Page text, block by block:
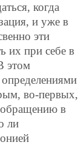
когда
и уже в
эти
их при себе в
этом
во-первых,
в
ли